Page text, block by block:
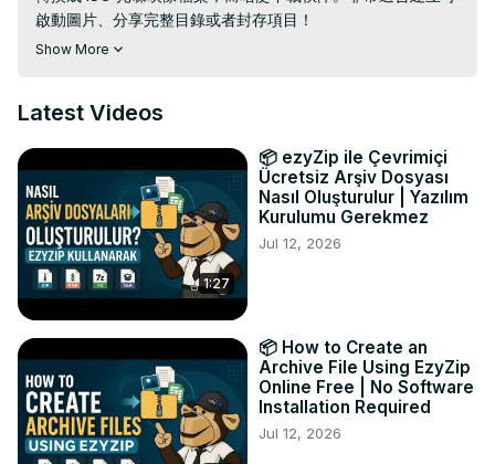
啟動圖片、分享完整目錄或者封存項目！
✅ 免費嘅網上資料夾轉換成 ISO
1 ️ ⃣ 撳一下「選擇要轉換嘅資料夾」，揀你想轉換嘅資料夾
3 ️ ⃣ 當處理完成之後，撳一下「儲存 ISO 檔案」嚟下載你嘅新
ISO 檔案
點解要建立 ISO 檔案？非常適合用嚟建立可啟動媒體、分發軟
件包，或者保留具有確切檔案權限嘅資料夾結構！
# 資料夾 # iso 圖像 # 圖像 # 檔案轉換 # 可開機 # 網上工具
# ezyzip
TWITTER: https://twitter.com/ezyZip
FACEBOOK: https://www.facebook.com/ezyzip/
LINKEDIN:
https://www.linkedin.com/showcase/ezyzip/
PINTEREST: https://www.pinterest.com.au/ezyzip
MEDIUM: https://medium.com/@ezyZip
Show More
Latest Videos
1:27
📦 ezyZip ile Çevrimiçi
Ücretsiz Arşiv Dosyası
Nasıl Oluşturulur | Yazılım
Kurulumu Gerekmez
Jul 12, 2026
📦 How to Create an
Archive File Using EzyZip
Online Free | No Software
Installation Required
Jul 12, 2026